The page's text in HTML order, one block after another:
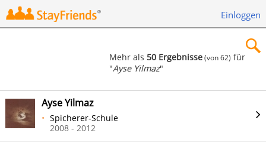
Einloggen
Mehr als 50 Ergebnisse(von 62) für
"Ayse Yilmaz"
Ayse Yilmaz
Spicherer-Schule
2008 - 2012